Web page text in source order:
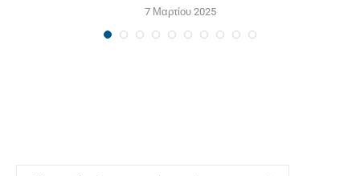
7 Μαρτίου 2025